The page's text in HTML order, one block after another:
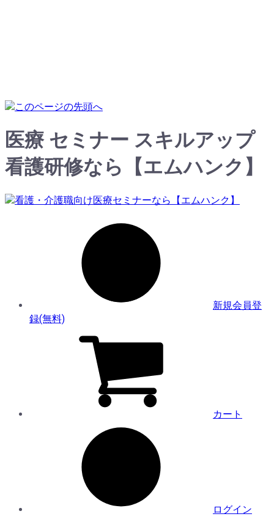
医療 セミナー スキルアップ
看護研修なら【エムハンク】
新規会員登
録(無料)
カート
ログイン